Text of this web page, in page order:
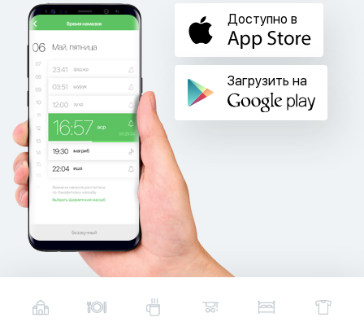
Доступно в
Загрузить на